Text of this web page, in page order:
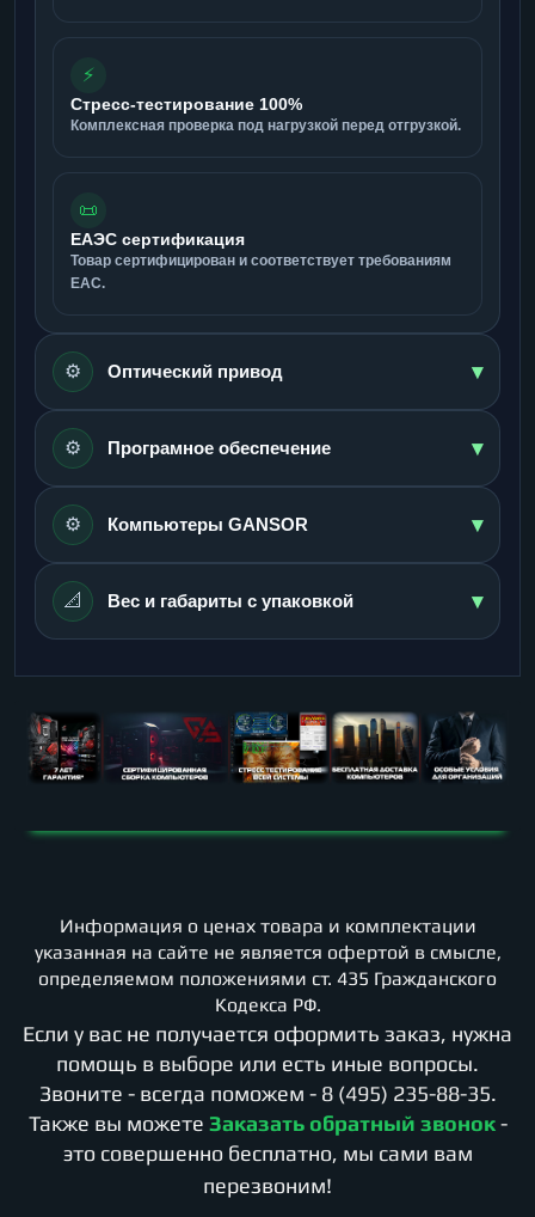
⚡
Стресс-тестирование 100%
Комплексная проверка под нагрузкой перед отгрузкой.
📜
ЕАЭС сертификация
Товар сертифицирован и соответствует требованиям
ЕАС.
⚙️ Оптический привод ▾
⚙️ Програмное обеспечение ▾
⚙️ Компьютеры GANSOR ▾
📐 Вес и габариты с упаковкой ▾
Информация о ценах товара и комплектации
указанная на сайте не является офертой в смысле,
определяемом положениями ст. 435 Гражданского
Кодекса РФ.
Если у вас не получается оформить заказ, нужна
помощь в выборе или есть иные вопросы.
Звоните - всегда поможем - 8 (495) 235-88-35.
Также вы можете Заказать обратный звонок -
это совершенно бесплатно, мы сами вам
перезвоним!